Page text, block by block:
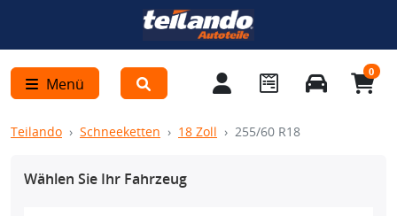
Menü
0
Teilando Schneeketten 18 Zoll 255/60 R18
Wählen Sie Ihr Fahrzeug